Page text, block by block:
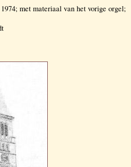
met materiaal van het vorige orgel;